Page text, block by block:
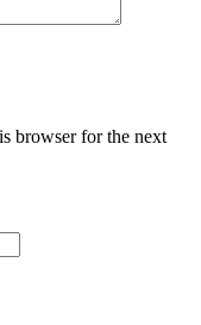
browser for the next